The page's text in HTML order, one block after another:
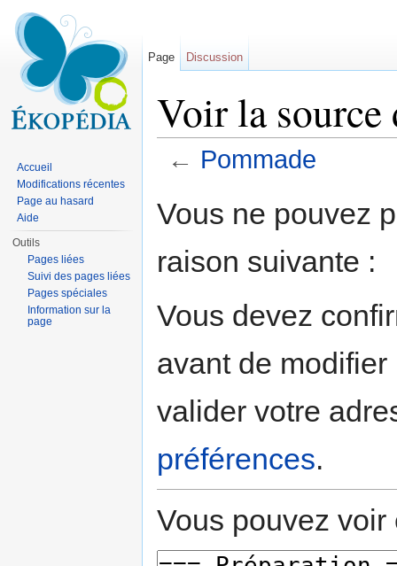
Voir la source
← Pommade
Vous ne pouvez
raison suivante :
Vous devez
avant de
valider votre
préférences.
Vous pouvez
Page Discussion
Accueil
Modifications récentes
Page au hasard
Aide
Outils
Pages liées
Suivi des pages liées
Pages spéciales
Information sur la
page